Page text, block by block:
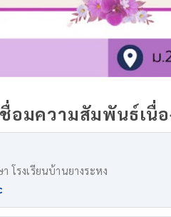
อมความสัมพันธ์เนื่
รงเรียนบ้านยางระหง